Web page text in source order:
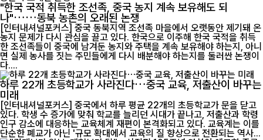
"한국 국적 취득한 조선족, 중국 농지 계속 보유해도 되
나"……동북 농촌의 오래된 논쟁
[인터내셔널포커스] 중국 동북지역 조선족 마을에서 오랫동안 제기돼 온
농지 문제가 다시 관심을 끌고 있다. 한국으로 이주해 한국 국적을 취득
한 조선족들이 중국에 남겨둔 농지와 주택을 계속 보유해야 하는지, 아니
면 실제 농사를 짓는 주민들에게 다시 배분해야 하는지를 둘러싼 논쟁이
다....
하루 22개 초등학교가 사라진다…중국 교육, 저출산이 바꾸는
미래
[인터내셔널포커스] 중국에서 하루 평균 22개의 초등학교가 문을 닫고
있다. 학생 수 증가에 맞춰 학교를 늘리던 시대가 끝나고, 저출산과 학령
인구 감소에 대응하는 교육체계 재편이 본격화되고 있다. 교육계는 이를
단순한 폐교가 아닌 '규모 확대에서 교육의 질 향상으로 전환되는 역사...